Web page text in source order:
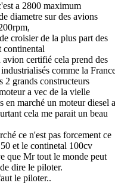
a 2800 maximum
diametre sur des avions
croisier de la plus part des
continental
certifié cela prend des
comme la
2 grands constructeurs
a vec de la vielle
en marché un moteur diesel a
cela me parait un beau
ce n'est pas forcement ce
et le continetal 100cv
que Mr tout le monde peut
dire le piloter.
le piloter..